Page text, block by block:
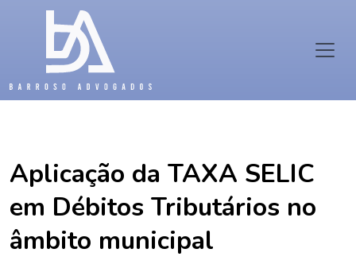
Aplicação da TAXA SELIC
em Débitos Tributários no
âmbito municipal